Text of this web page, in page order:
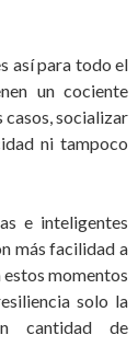
así para todo el
un cociente
casos, socializar
ni tampoco
e inteligentes
más facilidad a
estos momentos
solo la
cantidad de